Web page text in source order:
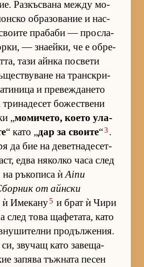
Раз­къс­вана между мо­
об­ра­зо­ва­ние и нас­
пра­баби — прос­ла­
— зна­ей­ки, че е об­ре­
тази айнка пос­вети
на тран­с­к­ри­
и пре­веж­да­нето
бо­жес­т­вени
„мо­ми­че­то, ко­ето ула­
“ като „дар за сво­ите“3.
да бие на де­вет­на­де­сет­
едва ня­колко часа след
на ръ­ко­писа ѝAinu
от айн­ски
ѝ Име­кану5 и брат ѝ Чири
това ща­фе­та­та, като
про­дъл­же­ния.
зву­чащ като за­ве­ща­
за­пява тъж­ната пе­сен